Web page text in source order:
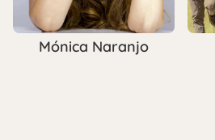
Mónica Naranjo